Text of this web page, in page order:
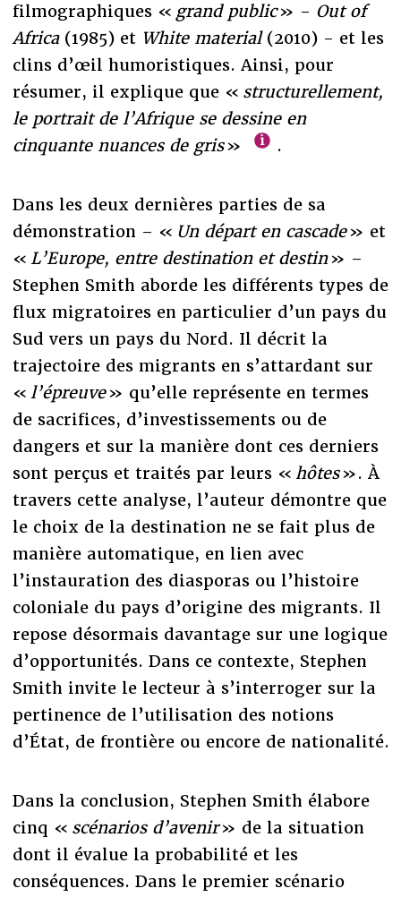
filmographiques « grand public» - Out of
Africa(1985) et White material(2010) - et les
clins d’œil humoristiques. Ainsi, pour
résumer, il explique que « structurellement,
le portrait de l’Afrique se dessine en
cinquante nuances de gris» .
Dans les deux dernières parties de sa
démonstration – « Un départ en cascade» et
« L’Europe, entre destination et destin» –
Stephen Smith aborde les différents types de
flux migratoires en particulier d’un pays du
Sud vers un pays du Nord. Il décrit la
trajectoire des migrants en s’attardant sur
« l’épreuve» qu’elle représente en termes
de sacrifices, d’investissements ou de
dangers et sur la manière dont ces derniers
sont perçus et traités par leurs « hôtes». À
travers cette analyse, l’auteur démontre que
le choix de la destination ne se fait plus de
manière automatique, en lien avec
l’instauration des diasporas ou l’histoire
coloniale du pays d’origine des migrants. Il
repose désormais davantage sur une logique
d’opportunités. Dans ce contexte, Stephen
Smith invite le lecteur à s’interroger sur la
pertinence de l’utilisation des notions
d’État, de frontière ou encore de nationalité.
Dans la conclusion, Stephen Smith élabore
cinq « scénarios d’avenir» de la situation
dont il évalue la probabilité et les
conséquences. Dans le premier scénario